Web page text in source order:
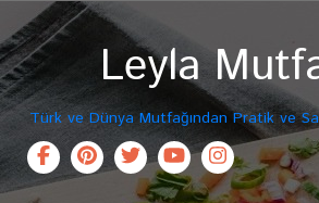
Leyla
Türk ve Dünya Mutfağından Pratik ve